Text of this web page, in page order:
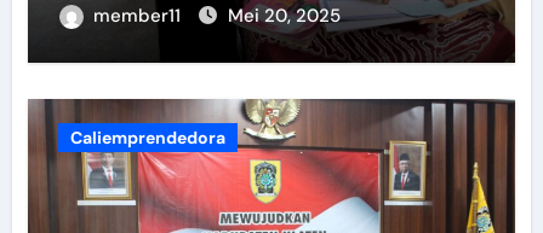
member11 Mei 20, 2025
Caliemprendedora